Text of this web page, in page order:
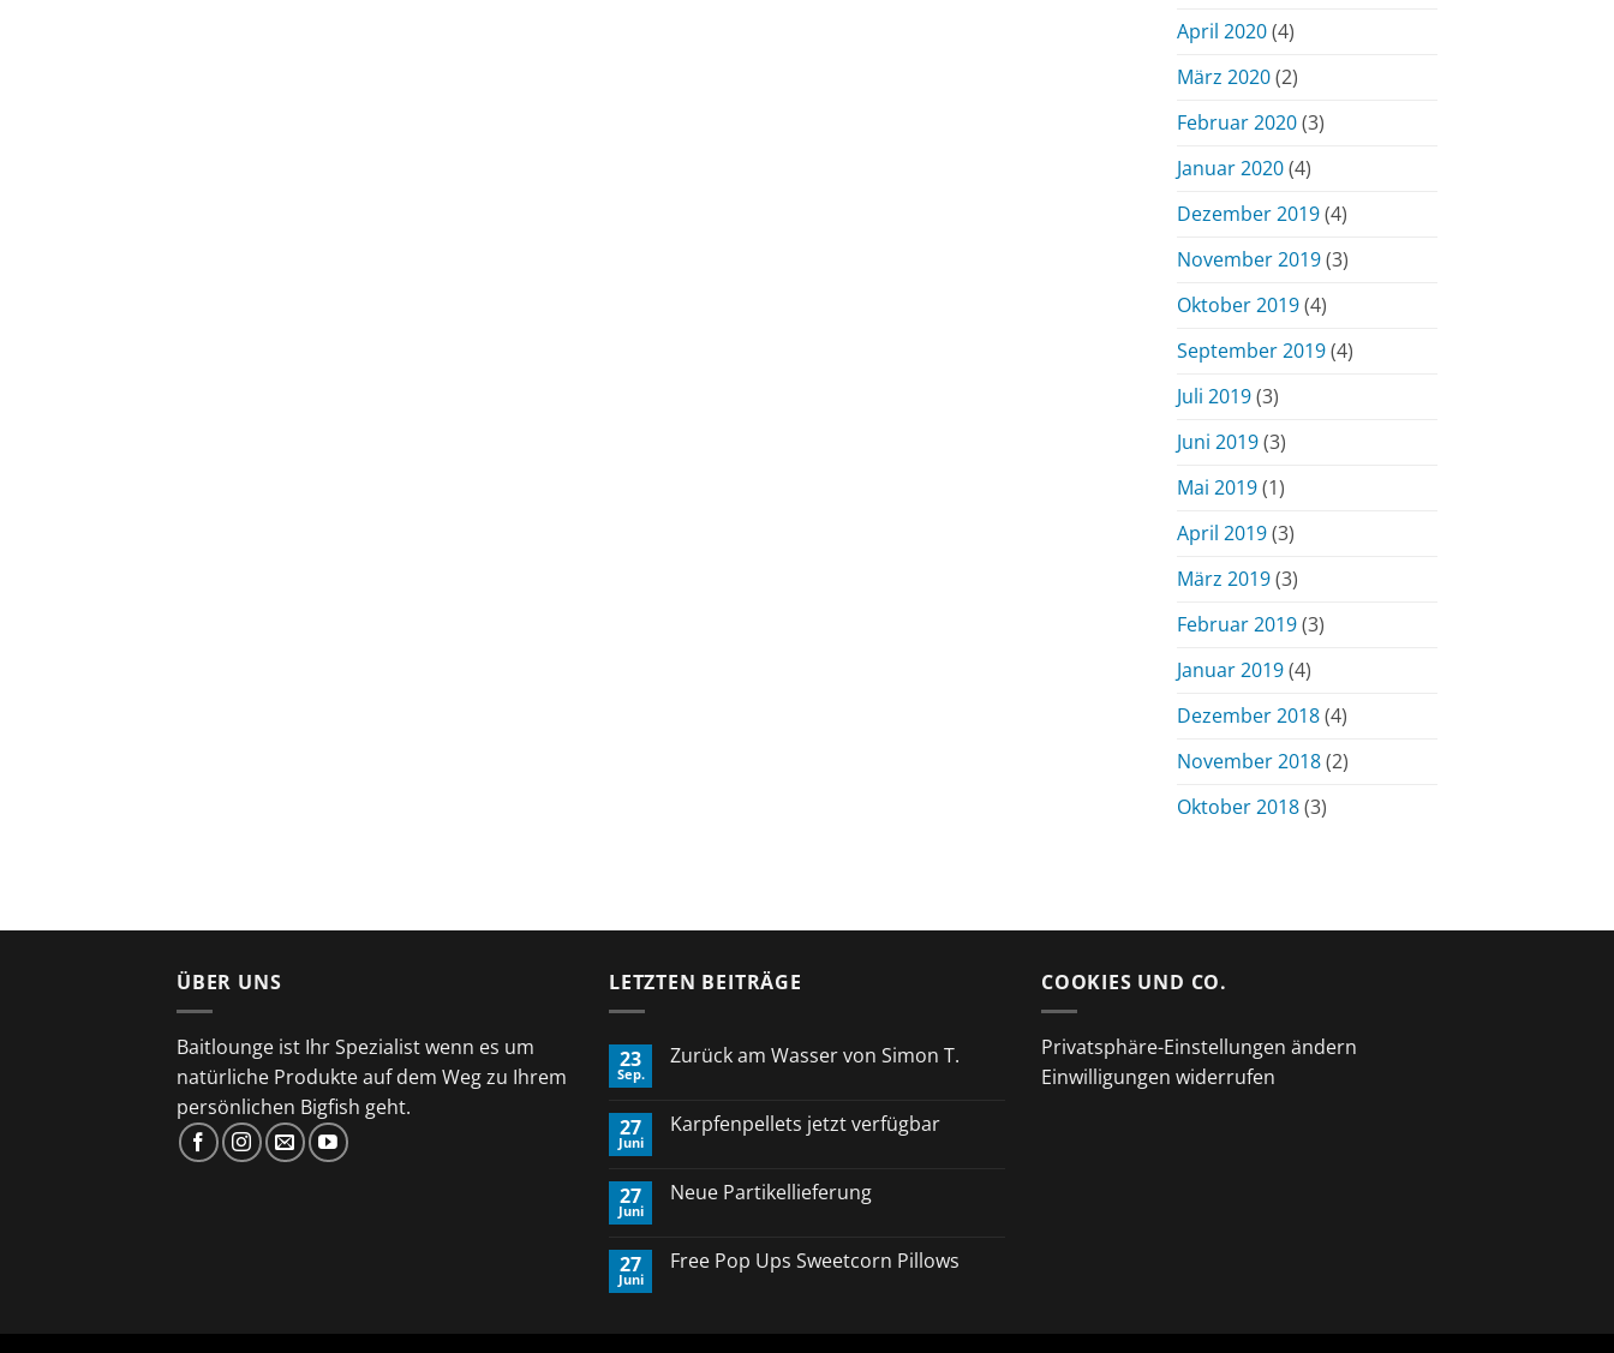
April 2020(4)
März 2020(2)
Februar 2020(3)
Januar 2020(4)
Dezember 2019(4)
November 2019(3)
Oktober 2019(4)
September 2019(4)
Juli 2019(3)
Juni 2019(3)
Mai 2019(1)
April 2019(3)
März 2019(3)
Februar 2019(3)
Januar 2019(4)
Dezember 2018(4)
November 2018(2)
Oktober 2018(3)
ÜBER UNS
Baitlounge ist Ihr Spezialist wenn es um
natürliche Produkte auf dem Weg zu Ihrem
persönlichen Bigfish geht.
LETZTEN BEITRÄGE
23
Sep.
Zurück am Wasser von Simon T.
Zurück
Simon
T.
27
Juni
Karpfenpellets jetzt verfügbar
Karpfenpellets
27
Juni
Neue Partikellieferung
Neue
27
Juni
Free Pop Ups Sweetcorn Pillows
Free
COOKIES UND CO.
Privatsphäre-Einstellungen ändern
Einwilligungen widerrufen